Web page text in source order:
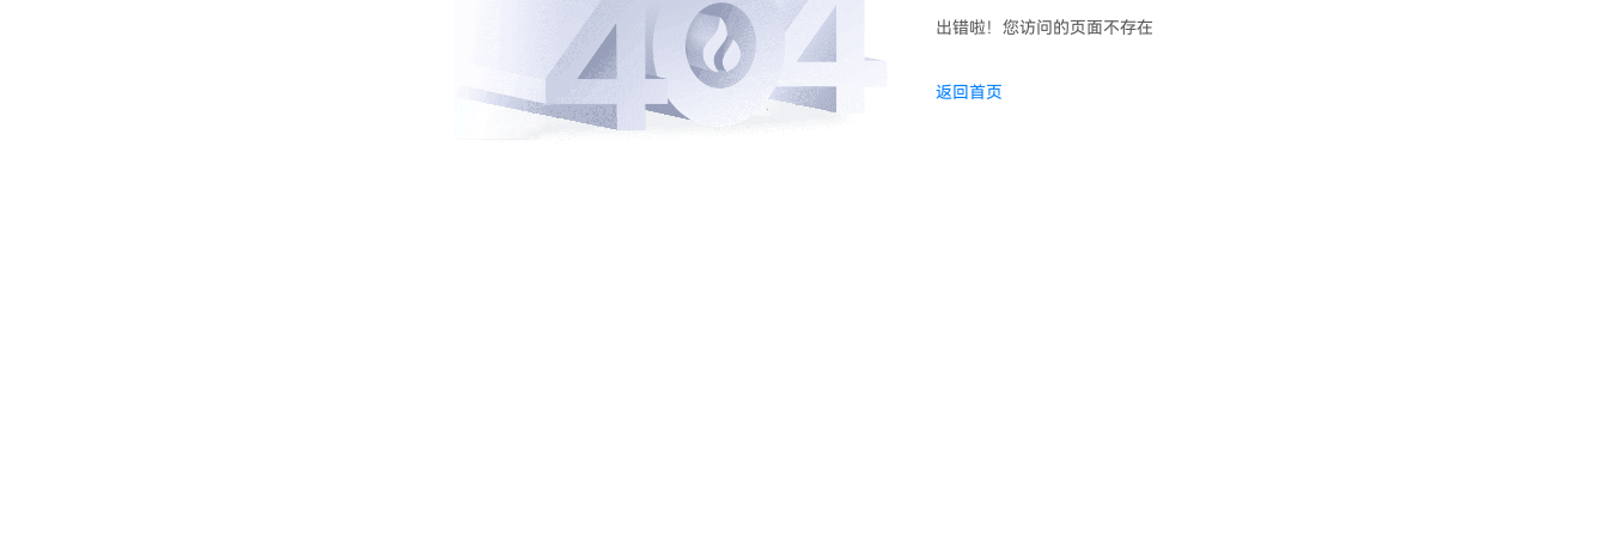
出错啦！您访问的页面不存在
返回首页